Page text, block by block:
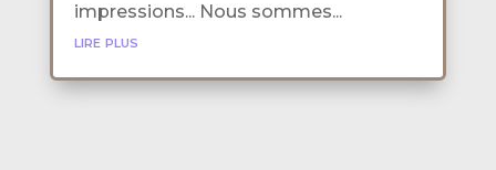
impressions... Nous sommes...
lire plus